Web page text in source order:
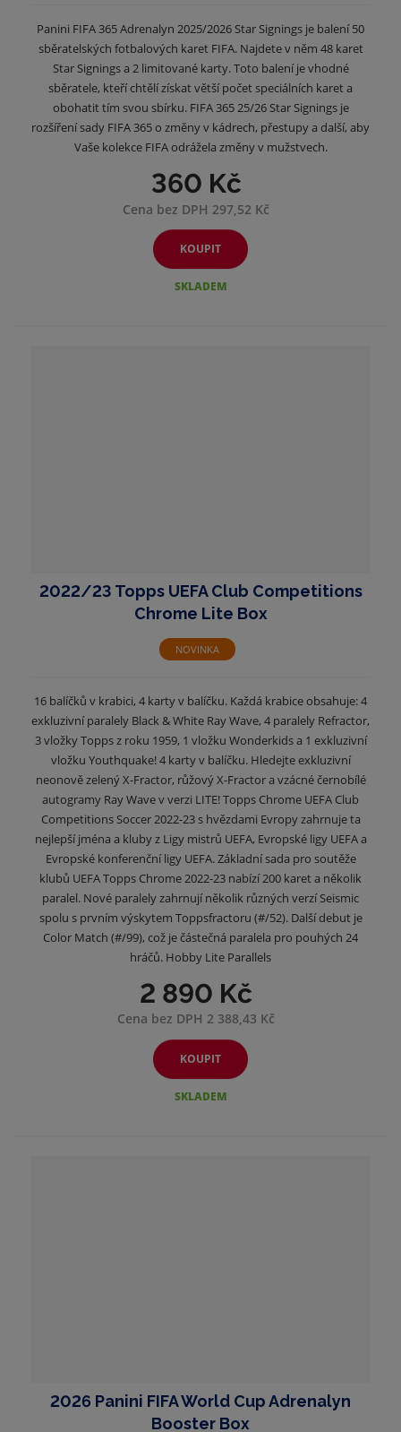
Panini FIFA 365 Adrenalyn 2025/2026 Star Signings je balení 50
sběratelských fotbalových karet FIFA. Najdete v něm 48 karet
Star Signings a 2 limitované karty. Toto balení je vhodné
sběratele, kteří chtělí získat větší počet speciálních karet a
obohatit tím svou sbírku. FIFA 365 25/26 Star Signings je
rozšíření sady FIFA 365 o změny v kádrech, přestupy a další, aby
Vaše kolekce FIFA odrážela změny v mužstvech.
360 Kč
Cena bez DPH 297,52 Kč
KOUPIT
SKLADEM
2022/23 Topps UEFA Club Competitions
Chrome Lite Box
NOVINKA
16 balíčků v krabici, 4 karty v balíčku. Každá krabice obsahuje: 4
exkluzivní paralely Black & White Ray Wave, 4 paralely Refractor,
3 vložky Topps z roku 1959, 1 vložku Wonderkids a 1 exkluzivní
vložku Youthquake! 4 karty v balíčku. Hledejte exkluzivní
neonově zelený X-Fractor, růžový X-Fractor a vzácné černobílé
autogramy Ray Wave v verzi LITE! Topps Chrome UEFA Club
Competitions Soccer 2022-23 s hvězdami Evropy zahrnuje ta
nejlepší jména a kluby z Ligy mistrů UEFA, Evropské ligy UEFA a
Evropské konferenční ligy UEFA. Základní sada pro soutěže
klubů UEFA Topps Chrome 2022-23 nabízí 200 karet a několik
paralel. Nové paralely zahrnují několik různých verzí Seismic
spolu s prvním výskytem Toppsfractoru (#/52). Další debut je
Color Match (#/99), což je částečná paralela pro pouhých 24
hráčů. Hobby Lite Parallels
2 890 Kč
Cena bez DPH 2 388,43 Kč
KOUPIT
SKLADEM
2026 Panini FIFA World Cup Adrenalyn
Booster Box